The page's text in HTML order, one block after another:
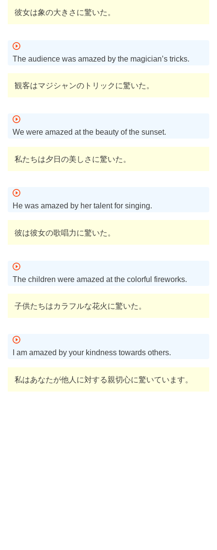
彼女は象の大きさに驚いた。
The audience was amazed by the magician’s tricks.
観客はマジシャンのトリックに驚いた。
We were amazed at the beauty of the sunset.
私たちは夕日の美しさに驚いた。
He was amazed by her talent for singing.
彼は彼女の歌唱力に驚いた。
The children were amazed at the colorful fireworks.
子供たちはカラフルな花火に驚いた。
I am amazed by your kindness towards others.
私はあなたが他人に対する親切心に驚いています。